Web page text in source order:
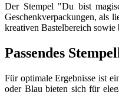
Der Stempel "Du bist
Geschenkverpackungen, als
kreativen Bastelbereich sowie
Passendes
Für optimale Ergebnisse ist
oder Blau bieten sich für